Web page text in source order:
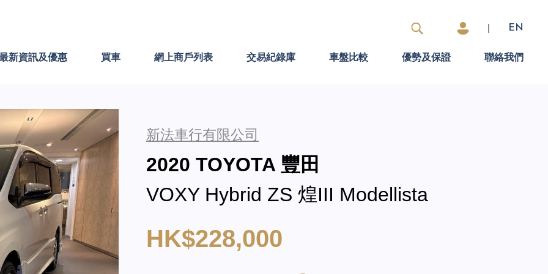
EN
新資訊及優惠 買車 網上商戶列表 交易紀錄庫 車盤比較 優勢及保證 聯絡我們
新法車行有限公司
2020 TOYOTA 豐田
VOXY Hybrid ZS 煌III Modellista
HK$228,000